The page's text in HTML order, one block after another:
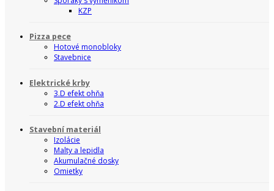
KZP
Pizza pece
Hotové monobloky
Stavebnice
Elektrické krby
3.D efekt ohňa
2.D efekt ohňa
Stavební materiál
Izolácie
Malty a lepidla
Akumulačné dosky
Omietky